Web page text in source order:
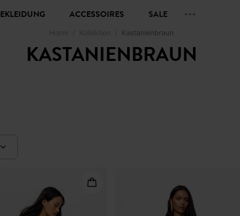
BEKLEIDUNG ACCESSOIRES SALE
Kastanienbraun
KASTANIENBRAUN